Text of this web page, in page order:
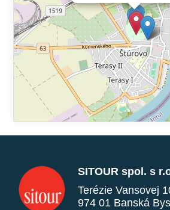
SITOUR spol. s
Terézie Vansovej
974 01 Banská